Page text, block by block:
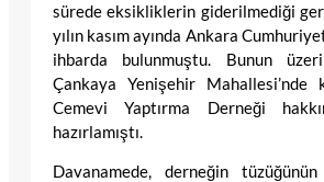
sürede eksikliklerin giderilmediği
yılın kasım ayında Ankara Cumhuriyet
ihbarda bulunmuştu. Bunun
Çankaya Yenişehir Mahallesi’nde
Cemevi Yaptırma Derneği
hazırlamıştı.
Davanamede, derneğin